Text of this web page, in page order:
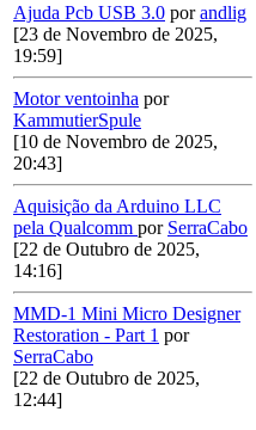
Ajuda Pcb USB 3.0 porandlig
[23 de Novembro de 2025,
19:59]
Motor ventoinha por
KammutierSpule
[10 de Novembro de 2025,
20:43]
Aquisição da Arduino LLC
pela Qualcomm por SerraCabo
[22 de Outubro de 2025,
14:16]
MMD-1 Mini Micro Designer
Restoration - Part 1 por
SerraCabo
[22 de Outubro de 2025,
12:44]